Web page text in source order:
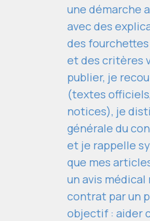
une démarche
avec des
des
et des critères
publier, je
(textes
notices), je
générale du
et je rappelle
que mes
un avis
contrat par un
objectif : aider